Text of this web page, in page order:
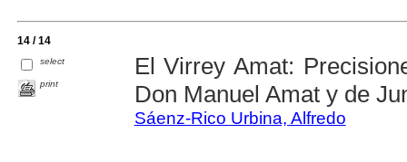
14 / 14
select
print
El Virrey Amat:
Don Manuel Amat y de
Sáenz-Rico Urbina, Alfredo